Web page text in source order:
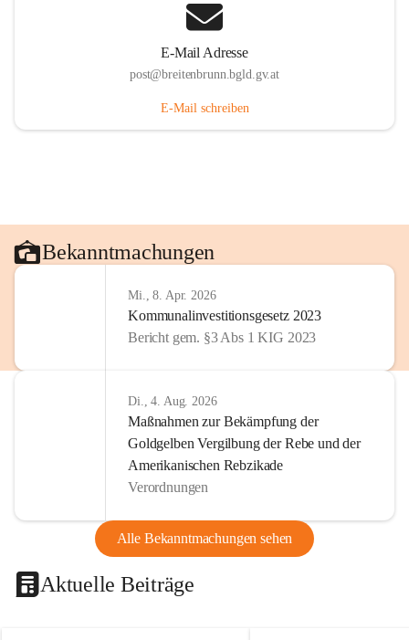
E-Mail Adresse
post@breitenbrunn.bgld.gv.at
E-Mail schreiben
Bekanntmachungen
Mi., 8. Apr. 2026
Kommunalinvestitionsgesetz 2023
Bericht gem. §3 Abs 1 KIG 2023
Di., 4. Aug. 2026
Maßnahmen zur Bekämpfung der
Goldgelben Vergilbung der Rebe und der
Amerikanischen Rebzikade
Verordnungen
Alle Bekanntmachungen sehen
Aktuelle Beiträge